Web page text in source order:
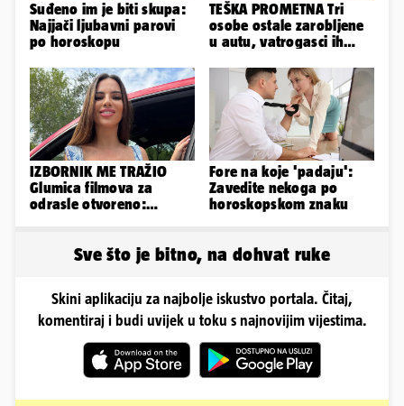
Suđeno im je biti skupa:
Najjači ljubavni parovi
po horoskopu
TEŠKA PROMETNA Tri
osobe ostale zarobljene
u autu, vatrogasci ih
IZBORNIK ME TRAŽIO
Glumica filmova za
odrasle otvoreno:
Fore na koje 'padaju':
Zavedite nekoga po
horoskopskom znaku
Sve što je bitno, na dohvat ruke
Skini aplikaciju za najbolje iskustvo portala. Čitaj,
komentiraj i budi uvijek u toku s najnovijim vijestima.